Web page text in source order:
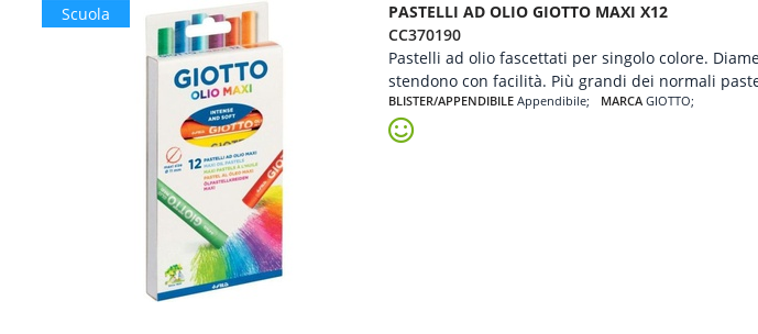
Scuola
PASTELLI AD OLIO GIOTTO MAXI X12
CC370190
Pastelli ad olio fascettati per singolo colore.
stendono con facilità. Più grandi dei normali
BLISTER/APPENDIBILE Appendibile MARCA GIOTTO